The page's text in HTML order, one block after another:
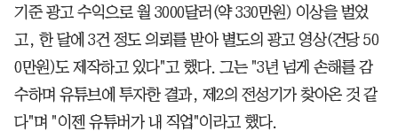
기준 광고 수익으로 월 3000달러(약 330만원) 이상을 벌었
고, 한 달에 3건 정도 의뢰를 받아 별도의 광고 영상(건당 50
0만원)도 제작하고 있다"고 했다. 그는 "3년 넘게 손해를 감
수하며 유튜브에 투자한 결과, 제2의 전성기가 찾아온 것 같
다"며 "이젠 유튜버가 내 직업"이라고 했다.